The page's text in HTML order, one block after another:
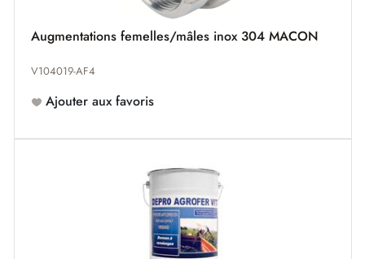
Augmentations femelles/mâles inox 304 MACON
V104019-AF4
Ajouter aux favoris